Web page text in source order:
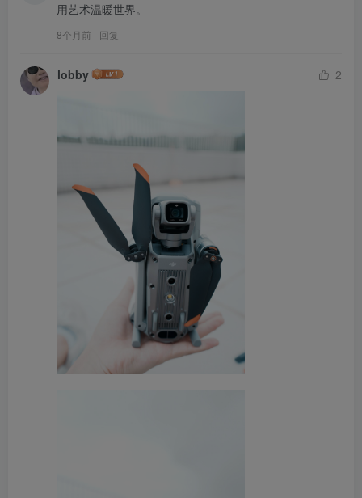
用艺术温暖世界。
8个月前 回复
lobby 2